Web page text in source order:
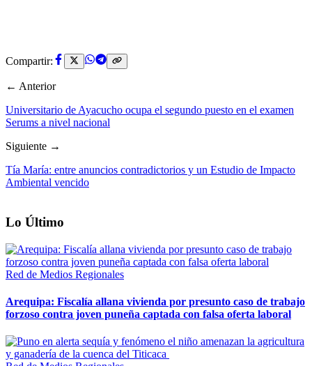
Compartir:
← Anterior
Universitario de Ayacucho ocupa el segundo puesto en el examen
Serums a nivel nacional
Siguiente →
Tía María: entre anuncios contradictorios y un Estudio de Impacto
Ambiental vencido
Lo Último
Red de Medios Regionales
Arequipa: Fiscalía allana vivienda por presunto caso de trabajo
forzoso contra joven puneña captada con falsa oferta laboral